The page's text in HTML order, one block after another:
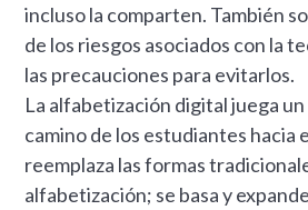
incluso la comparten. También
de los riesgos asociados con la
las precauciones para evitarlos.
La alfabetización digital juega
camino de los estudiantes hacia
reemplaza las formas
alfabetización; se basa y